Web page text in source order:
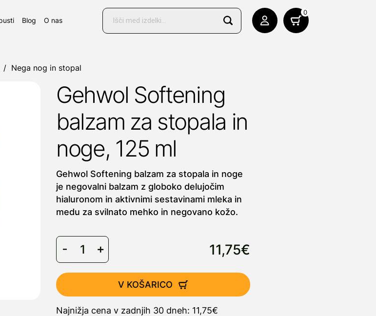
Blog O nas
Products
search
0
/ Nega nog in stopal
Gehwol Softening
balzam za stopala in
noge, 125 ml
Gehwol Softening balzam za stopala in noge
je negovalni balzam z globoko delujočim
hialuronom in aktivnimi sestavinami mleka in
medu za svilnato mehko in negovano kožo.
11,75€
V KOŠARICO
Najnižja cena v zadnjih 30 dneh: 11,75€